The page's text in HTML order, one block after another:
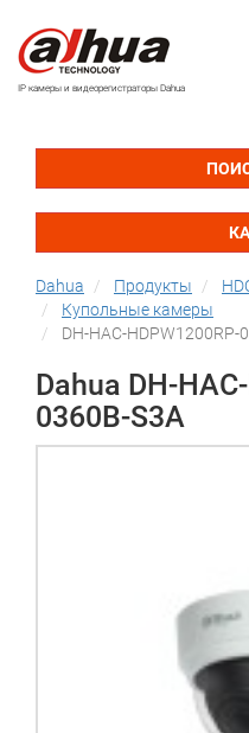
IP камеры и видеорегистраторы Dahua
Dahua Продукты
Купольные камеры
DH-HAC-HDPW1200RP-
Dahua DH-
0360B-S3A